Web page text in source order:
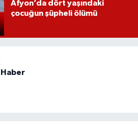
Afyon’da dört yaşındaki
çocuğun şüpheli ölümü